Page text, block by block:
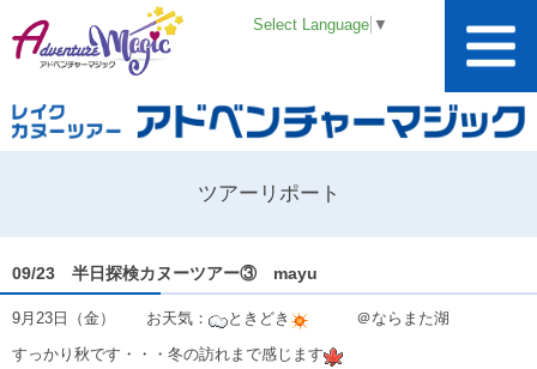
Select Language ▼
ツアーリポート
09/23 半日探検カヌーツアー③ mayu
9月23日（金） お天気： ときどき ＠ならまた湖
すっかり秋です・・・冬の訪れまで感じます